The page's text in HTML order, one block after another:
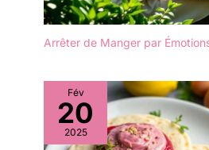
et se
ce qui
pour
Arrêter de Manger par
Fév
20
2025